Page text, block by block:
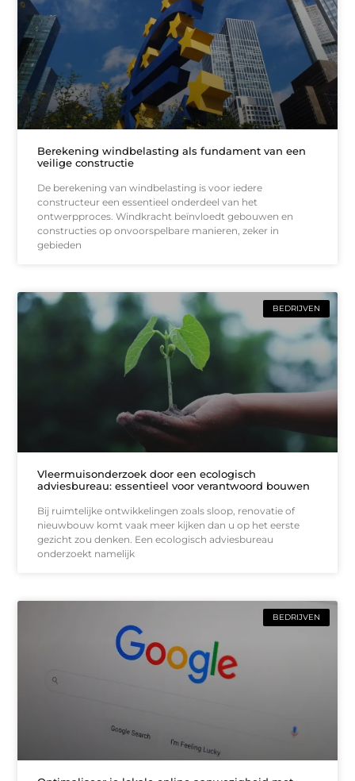
Berekening windbelasting als fundament van een
veilige constructie
De berekening van windbelasting is voor iedere
constructeur een essentieel onderdeel van het
ontwerpproces. Windkracht beïnvloedt gebouwen en
constructies op onvoorspelbare manieren, zeker in
gebieden
BEDRIJVEN
Vleermuisonderzoek door een ecologisch
adviesbureau: essentieel voor verantwoord bouwen
Bij ruimtelijke ontwikkelingen zoals sloop, renovatie of
nieuwbouw komt vaak meer kijken dan u op het eerste
gezicht zou denken. Een ecologisch adviesbureau
onderzoekt namelijk
BEDRIJVEN